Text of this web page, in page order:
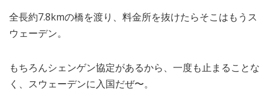
全長約7.8kmの橋を渡り、料金所を抜けたらそこはもうス
ウェーデン。
もちろんシェンゲン協定があるから、一度も止まることな
く、スウェーデンに入国だぜ〜。